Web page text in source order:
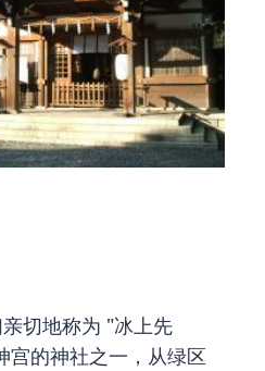
切地称为 "冰上先
宫的神社之一，从绿区